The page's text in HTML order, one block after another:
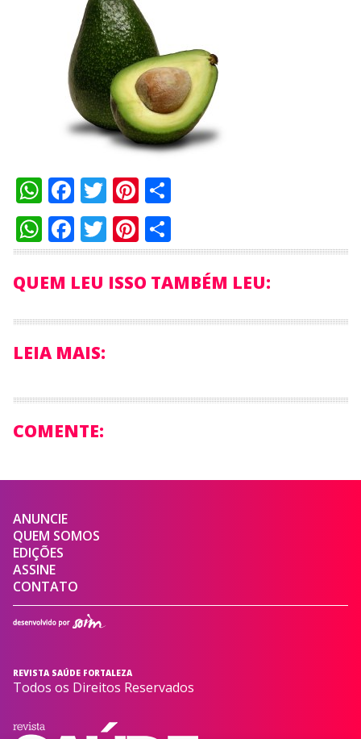
WhatsApp
Facebook
Twitter
Pinterest
Compartilhar
WhatsApp
Facebook
Twitter
Pinterest
Compartilhar
QUEM LEU ISSO TAMBÉM LEU:
LEIA MAIS:
COMENTE:
ANUNCIE
QUEM SOMOS
EDIÇÕES
ASSINE
CONTATO
REVISTA SAÚDE FORTALEZA
Todos os Direitos Reservados